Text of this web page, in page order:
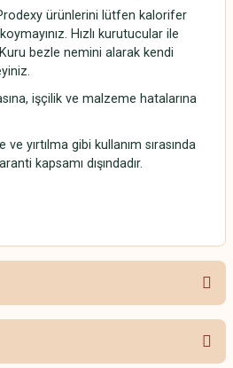
ürünlerini lütfen kalorifer
Hızlı kurutucular ile
bezle nemini alarak kendi
işçilik ve malzeme hatalarına
yırtılma gibi kullanım sırasında
kapsamı dışındadır.
ilk yorumu siz yapın!